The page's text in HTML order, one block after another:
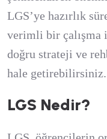
LGS’ye hazırlık
verimli bir çalışma
doğru strateji ve
hale getirebilirsiniz.
LGS Nedir?